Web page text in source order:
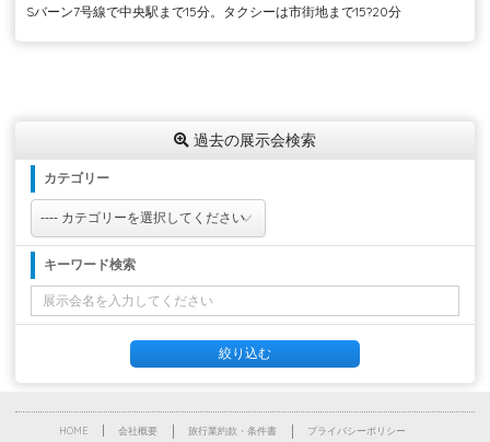
Sバーン7号線で中央駅まで15分。タクシーは市街地まで15?20分
過去の展示会検索
カテゴリー
キーワード検索
HOME 会社概要 旅行業約款・条件書 プライバシーポリシー